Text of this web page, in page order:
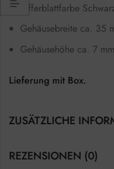
Zifferblattfarbe
Gehäusebreite ca. 35
Gehäusehöhe ca. 7 mm
Lieferung mit Box.
ZUSÄTZLICHE
REZENSIONEN (0)